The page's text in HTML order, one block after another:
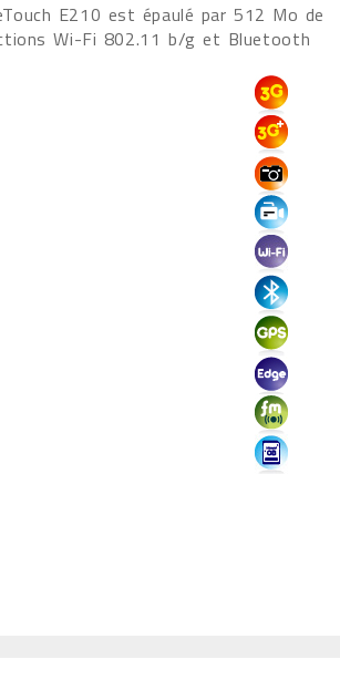
E210 est épaulé par 512 Mo de
Wi-Fi 802.11 b/g et Bluetooth